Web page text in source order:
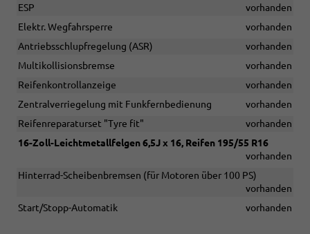
ESP
vorhanden
Elektr. Wegfahrsperre
vorhanden
Antriebsschlupfregelung (ASR)
vorhanden
Multikollisionsbremse
vorhanden
Reifenkontrollanzeige
vorhanden
Zentralverriegelung mit Funkfernbedienung
vorhanden
Reifenreparaturset "Tyre fit"
vorhanden
16-Zoll-Leichtmetallfelgen 6,5J x 16, Reifen 195/55 R16
vorhanden
Hinterrad-Scheibenbremsen (für Motoren über 100 PS)
vorhanden
Start/Stopp-Automatik
vorhanden